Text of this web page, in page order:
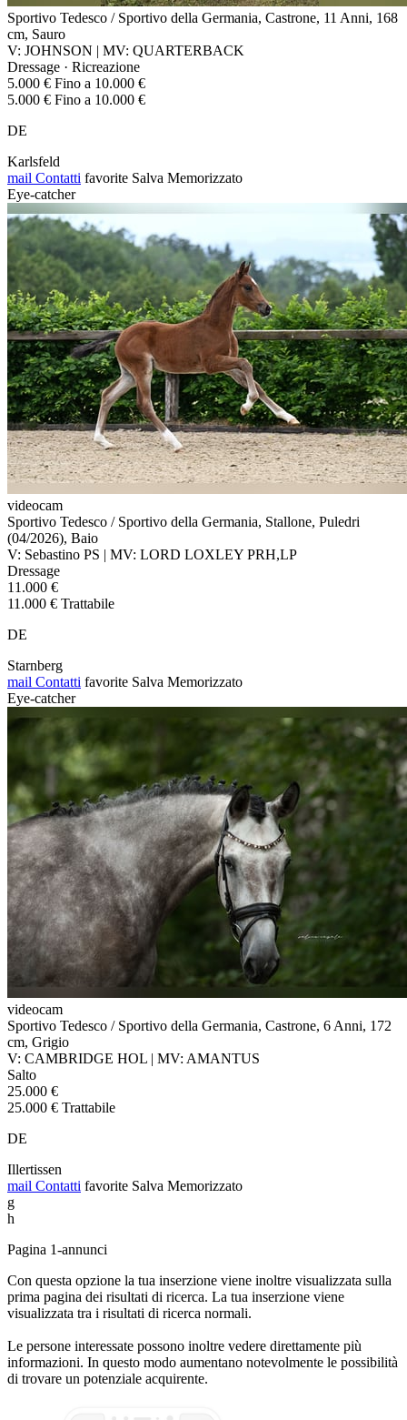
Sportivo Tedesco / Sportivo della Germania, Castrone, 11 Anni, 168
cm, Sauro
V: JOHNSON | MV: QUARTERBACK
Dressage · Ricreazione
5.000 € Fino a 10.000 €
5.000 € Fino a 10.000 €
DE
Karlsfeld
mail Contatti favorite Salva Memorizzato
Eye-catcher
videocam
Sportivo Tedesco / Sportivo della Germania, Stallone, Puledri
(04/2026), Baio
V: Sebastino PS | MV: LORD LOXLEY PRH,LP
Dressage
11.000 €
11.000 € Trattabile
DE
Starnberg
mail Contatti favorite Salva Memorizzato
Eye-catcher
videocam
Sportivo Tedesco / Sportivo della Germania, Castrone, 6 Anni, 172
cm, Grigio
V: CAMBRIDGE HOL | MV: AMANTUS
Salto
25.000 €
25.000 € Trattabile
DE
Illertissen
mail Contatti favorite Salva Memorizzato
g
h
Pagina 1-annunci
Con questa opzione la tua inserzione viene inoltre visualizzata sulla
prima pagina dei risultati di ricerca. La tua inserzione viene
visualizzata tra i risultati di ricerca normali.
Le persone interessate possono inoltre vedere direttamente più
informazioni. In questo modo aumentano notevolmente le possibilità
di trovare un potenziale acquirente.